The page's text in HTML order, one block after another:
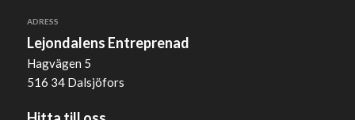
ADRESS
Lejondalens Entreprenad
Hagvägen 5
516 34 Dalsjöfors